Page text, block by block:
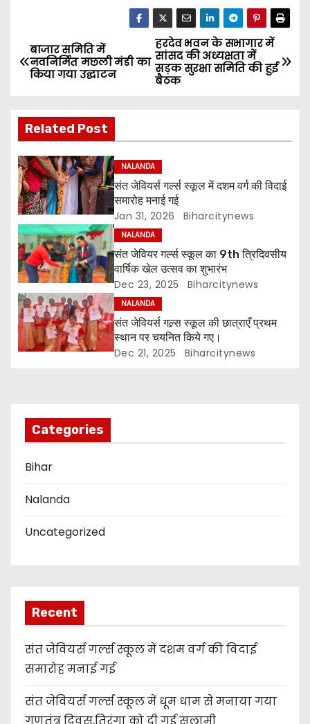
P
o
t
n
a
v
i
g
a
t
हरदेव भवन के सभागार में
सांसद की अध्यक्षता में
सड़क सुरक्षा समिति की हुई
बैठक
बाजार समिति में
नवनिर्मित मछली मंडी का
किया गया उद्घाटन
Related Post
NALANDA
संत जेवियर्स गर्ल्स स्कूल में दशम वर्ग की विदाई
समारोह मनाई गई
Jan 31, 2026 Biharcitynews
NALANDA
संत जेवियर गर्ल्स स्कूल का 9th त्रिदिवसीय
वार्षिक खेल उत्सव का शुभारंभ
Dec 23, 2025 Biharcitynews
NALANDA
संत जेवियर्स गल्र्स स्कूल की छात्र‌ाएँ प्रथम
स्थान पर चयनित किये गए।
Dec 21, 2025 Biharcitynews
Categories
Bihar
Nalanda
Uncategorized
Recent
संत जेवियर्स गर्ल्स स्कूल में दशम वर्ग की विदाई
समारोह मनाई गई
संत जेवियर्स गर्ल्स स्कूल में धूम धाम से मनाया गया
गणतंत्र दिवस,तिरंगा को दी गई सलामी